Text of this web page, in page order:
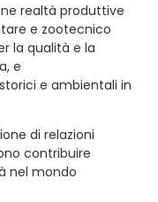
realtà produttive
e zootecnico
la qualità e la
e
e ambientali in
di relazioni
contribuire
nel mondo